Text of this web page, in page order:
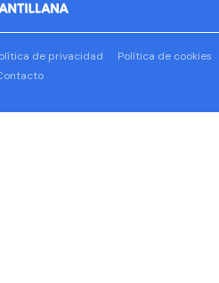
de privacidad
Política de cookies